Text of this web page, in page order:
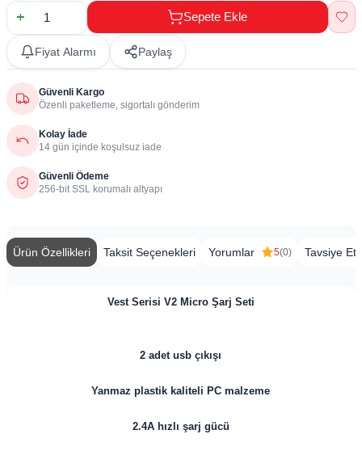
Sepete Ekle
Fiyat Alarmı Paylaş
Güvenli Kargo
Özenli paketleme, sigortalı gönderim
Kolay İade
14 gün içinde koşulsuz iade
Güvenli Ödeme
256-bit SSL korumalı altyapı
Ürün Özellikleri Taksit Seçenekleri Yorumlar 5(0) Tavsiye Et
Vest Serisi V2 Micro Şarj Seti
2 adet usb çıkışı
Yanmaz plastik kaliteli PC malzeme
2.4A hızlı şarj gücü